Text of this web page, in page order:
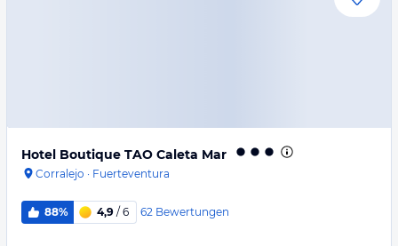
Hotel Boutique TAO Caleta Mar
Corralejo · Fuerteventura
88% 4,9 / 6 62 Bewertungen